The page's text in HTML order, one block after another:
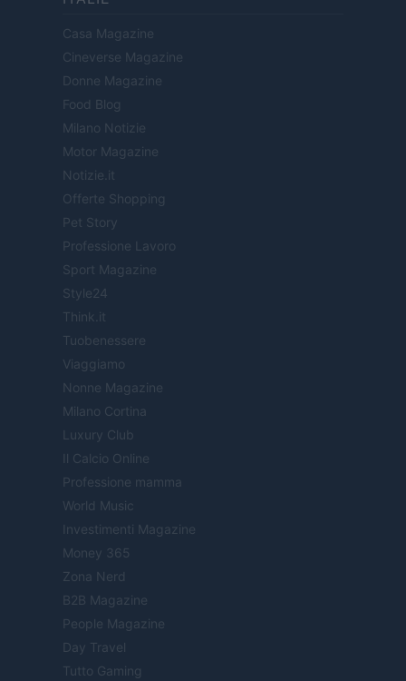
Casa Magazine
Cineverse Magazine
Donne Magazine
Food Blog
Milano Notizie
Motor Magazine
Notizie.it
Offerte Shopping
Pet Story
Professione Lavoro
Sport Magazine
Style24
Think.it
Tuobenessere
Viaggiamo
Nonne Magazine
Milano Cortina
Luxury Club
Il Calcio Online
Professione mamma
World Music
Investimenti Magazine
Money 365
Zona Nerd
B2B Magazine
People Magazine
Day Travel
Tutto Gaming